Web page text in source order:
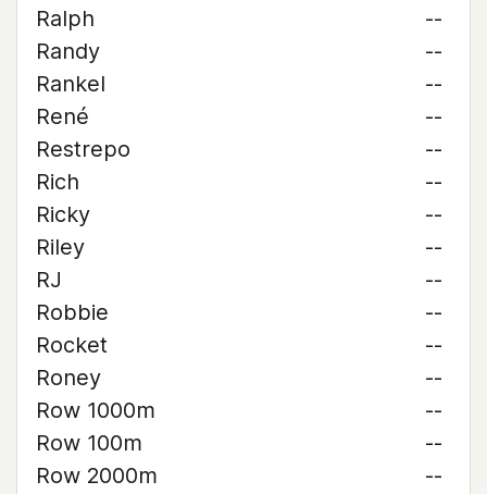
Ralph
--
Randy
--
Rankel
--
René
--
Restrepo
--
Rich
--
Ricky
--
Riley
--
RJ
--
Robbie
--
Rocket
--
Roney
--
Row 1000m
--
Row 100m
--
Row 2000m
--